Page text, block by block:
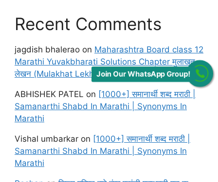
Recent Comments
jagdish bhalerao on Maharashtra Board class 12
Marathi Yuvakbharati Solutions Chapter मुलाखत
लेखन (Mulakhat Lekhan)
ABHISHEK PATEL on [1000+] समानार्थी शब्द मराठी |
Samanarthi Shabd In Marathi | Synonyms In
Marathi
Vishal umbarkar on [1000+] समानार्थी शब्द मराठी |
Samanarthi Shabd In Marathi | Synonyms In
Marathi
Join Our WhatsApp Group!